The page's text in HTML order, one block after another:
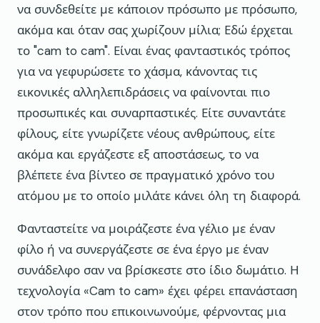
να συνδεθείτε με κάποιον πρόσωπο με πρόσωπο,
ακόμα και όταν σας χωρίζουν μίλια; Εδώ έρχεται
το "cam to cam". Είναι ένας φανταστικός τρόπος
για να γεφυρώσετε το χάσμα, κάνοντας τις
εικονικές αλληλεπιδράσεις να φαίνονται πιο
προσωπικές και συναρπαστικές. Είτε συναντάτε
φίλους, είτε γνωρίζετε νέους ανθρώπους, είτε
ακόμα και εργάζεστε εξ αποστάσεως, το να
βλέπετε ένα βίντεο σε πραγματικό χρόνο του
ατόμου με το οποίο μιλάτε κάνει όλη τη διαφορά.
Φανταστείτε να μοιράζεστε ένα γέλιο με έναν
φίλο ή να συνεργάζεστε σε ένα έργο με έναν
συνάδελφο σαν να βρίσκεστε στο ίδιο δωμάτιο. Η
τεχνολογία «Cam to cam» έχει φέρει επανάσταση
στον τρόπο που επικοινωνούμε, φέρνοντας μια